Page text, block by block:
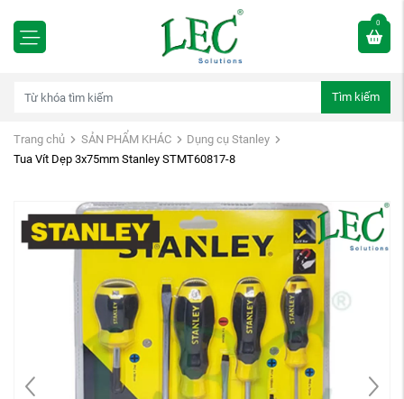
0
Tìm kiếm
Trang chủ SẢN PHẨM KHÁC
Dụng cụ Stanley
Tua Vít Dẹp 3x75mm Stanley STMT60817-8